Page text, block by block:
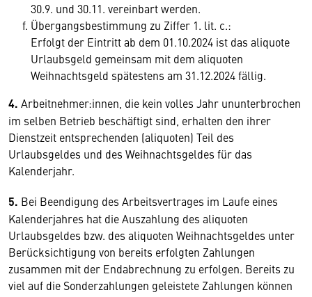
30.9. und 30.11. vereinbart werden.
Übergangsbestimmung zu Ziffer 1. lit. c.:
Erfolgt der Eintritt ab dem 01.10.2024 ist das aliquote
Urlaubsgeld gemeinsam mit dem aliquoten
Weihnachtsgeld spätestens am 31.12.2024 fällig.
4. Arbeitnehmer:innen, die kein volles Jahr ununterbrochen
im selben Betrieb beschäftigt sind, erhalten den ihrer
Dienstzeit entsprechenden (aliquoten) Teil des
Urlaubsgeldes und des Weihnachtsgeldes für das
Kalenderjahr.
5. Bei Beendigung des Arbeitsvertrages im Laufe eines
Kalenderjahres hat die Auszahlung des aliquoten
Urlaubsgeldes bzw. des aliquoten Weihnachtsgeldes unter
Berücksichtigung von bereits erfolgten Zahlungen
zusammen mit der Endabrechnung zu erfolgen. Bereits zu
viel auf die Sonderzahlungen geleistete Zahlungen können